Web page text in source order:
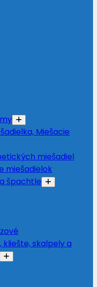
Miešacie
miešadiel
miešadielok
špachtle
kliešte, skalpely a